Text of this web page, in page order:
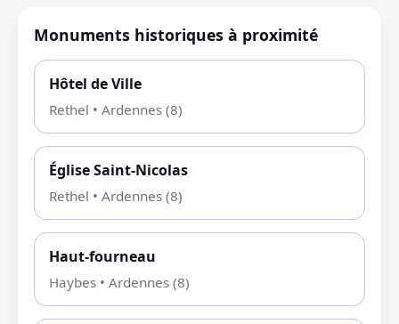
Monuments historiques à proximité
Hôtel de Ville
Rethel • Ardennes (8)
Église Saint-Nicolas
Rethel • Ardennes (8)
Haut-fourneau
Haybes • Ardennes (8)